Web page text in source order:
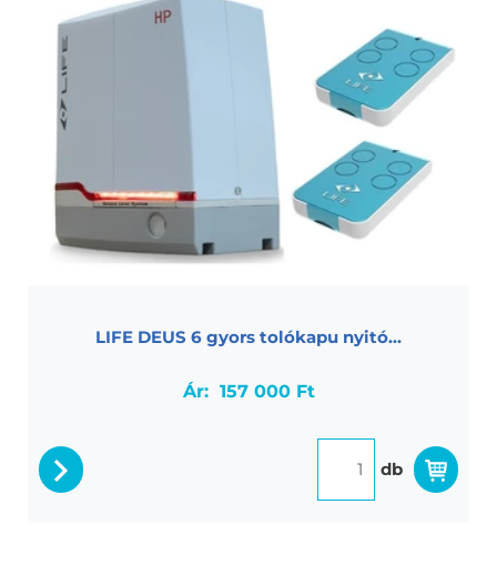
Life Deus az új generációs tolókapu mozgató szett ,
kiemelkedik gyorsaságával, megbízhatóságával és
modern megjelenésével amit a beépített led világítás
tesz igazán egyedivé.
Szett tartalma: fotocella pár, 4 méter fogasléc, 2 db
LIFE DEUS 6 gyors tolókapu nyitó...
Ár:157 000 Ft
db